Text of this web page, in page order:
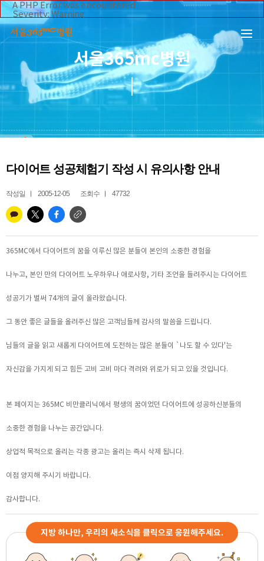
A PHP Error was encountered
Severity: Warning
Message: Invalid argument supplied for foreach()
Filename: _inc/header_body.php
Line Number: 108
File:
/home/suction/public_html/application/views/mobile/
Line: 108
Function: _error_handler
File:
/home/suction/public_html/application/views/mobile/
Line: 295
File:
/home/suction/public_html/application/core/
File:
/home/suction/public_html/application/controllers/
Function: view_print
File: /home/suction/public_html/index.php
Line: 327
Function: require_once
본문 바로가기
서울365mc병원
다이어트 성공체험기 작성 시 유의사항 안내
작성일 2005-12-05 조회수 47732
365MC에서 다이어트의 꿈을 이루신 많은 분들이 본인의 소중한 경험을
나누고, 본인 만의 다이어트 노우하우나 애로사항, 기타 조언을 들려주시는 다이어트
성공기가 벌써 74개의 글이 올라왔습니다.
그 동안 좋은 글들을 올려주신 많은 고객님들께 감사의 말씀을 드립니다.
님들의 글을 읽고 새롭게 다이어트에 도전하는 많은 분들이 `나도 할 수 있다'는
자신감을 가지게 되고 힘든 고비 고비 마다 격려와 위로가 되고 있을 것입니다.
본 페이지는 365MC 비만클리닉에서 평생의 꿈이었던 다이어트에 성공하신분들의
소중한 경험을 나누는 공간입니다.
상업적 목적으로 올리는 각종 광고는 올리는 즉시 삭제 됩니다.
이점 양지해 주시기 바랍니다.
감사합니다.
지방 하나만, 우리의 새소식을 클릭으로 응원해주세요.